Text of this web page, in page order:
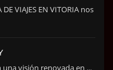
DE VIAJES EN VITORIA nos
una visión renovada en ...